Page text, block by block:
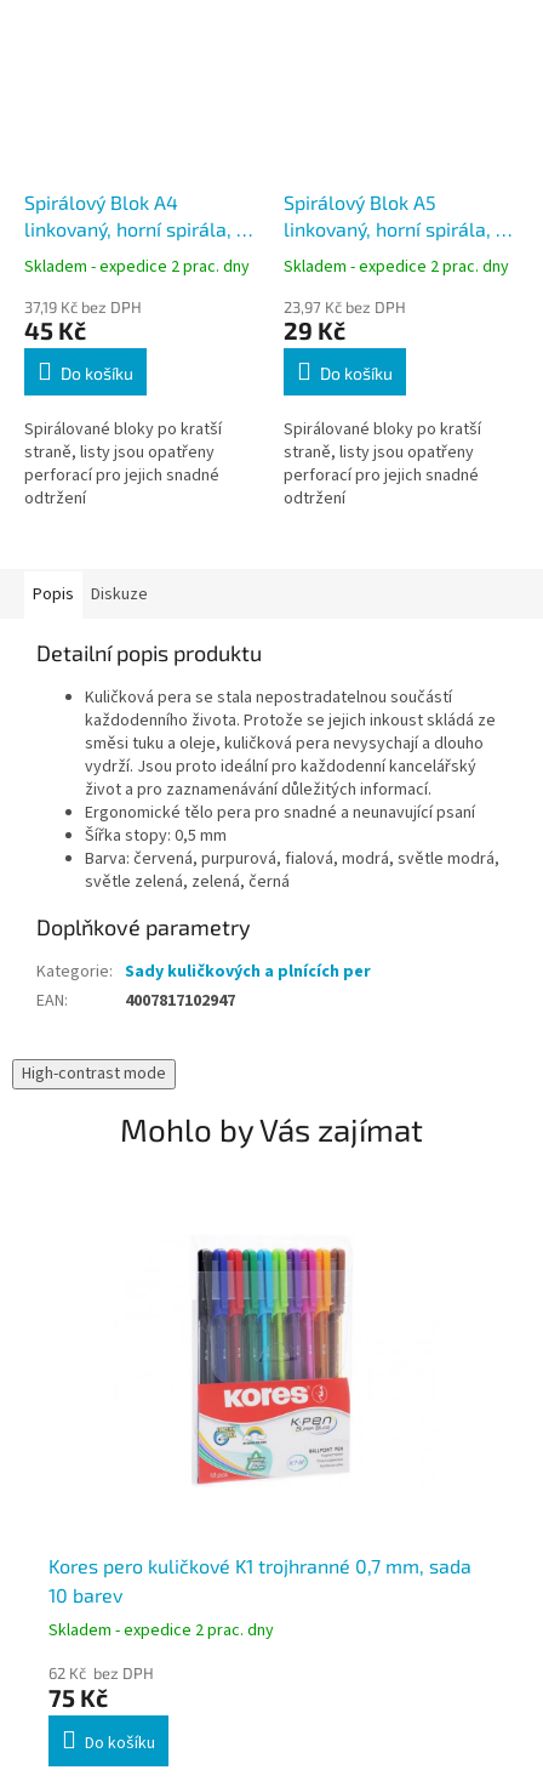
Spirálový Blok A4
linkovaný, horní spirála, 50
listů
Skladem - expedice 2 prac. dny
37,19 Kč bez DPH
45 Kč
Do košíku
Spirálované bloky po kratší
straně, listy jsou opatřeny
perforací pro jejich snadné
odtržení
Spirálový Blok A5
linkovaný, horní spirála, 50
listů
Skladem - expedice 2 prac. dny
23,97 Kč bez DPH
29 Kč
Do košíku
Spirálované bloky po kratší
straně, listy jsou opatřeny
perforací pro jejich snadné
odtržení
Popis Diskuze
Detailní popis produktu
Kuličková pera se stala nepostradatelnou součástí
každodenního života. Protože se jejich inkoust skládá ze
směsi tuku a oleje, kuličková pera nevysychají a dlouho
vydrží. Jsou proto ideální pro každodenní kancelářský
život a pro zaznamenávání důležitých informací.
Ergonomické tělo pera pro snadné a neunavující psaní
Šířka stopy: 0,5 mm
Barva: červená, purpurová, fialová, modrá, světle modrá,
světle zelená, zelená, černá
Doplňkové parametry
Kategorie: Sady kuličkových a plnících per
EAN: 4007817102947
High-contrast mode
Mohlo by Vás zajímat
Kores pero kuličkové K1 trojhranné 0,7 mm, sada
10 barev
Skladem - expedice 2 prac. dny
62 Kč bez DPH
75 Kč
Do košíku